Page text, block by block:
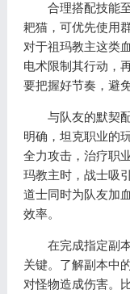
合理搭配技能至
耙猫，可优先使用
对于祖玛教主这类
电术限制其行动，
要把握好节奏，避
与队友的默契配
明确，坦克职业的
全力攻击，治疗职
玛教主时，战士吸
道士同时为队友加
效率。
在完成指定副本
关键。了解副本中
对怪物造成伤害。